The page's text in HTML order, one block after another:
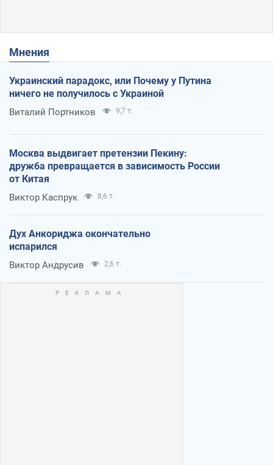
Мнения
Украинский парадокс, или Почему у Путина
ничего не получилось с Украиной
Виталий Портников 9,7 т.
Москва выдвигает претензии Пекину:
дружба превращается в зависимость России
от Китая
Виктор Каспрук 8,6 т.
Дух Анкориджа окончательно
испарился
Виктор Андрусив 2,6 т.